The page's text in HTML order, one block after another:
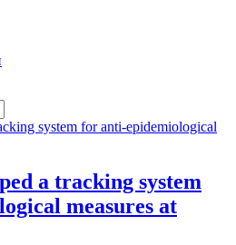
a tracking system
measures at